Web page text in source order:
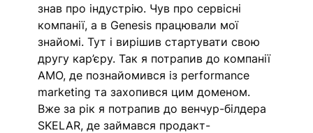
знав про індустрію. Чув про сервісні
компанії, а в Genesis працювали мої
знайомі. Тут і вирішив стартувати свою
другу кар’єру. Так я потрапив до компанії
AMO, де познайомився із performance
marketing та захопився цим доменом.
Вже за рік я потрапив до венчур-білдера
SKELAR, де займався продакт-